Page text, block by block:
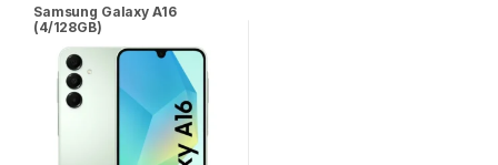
Samsung Galaxy A16
(4/128GB)